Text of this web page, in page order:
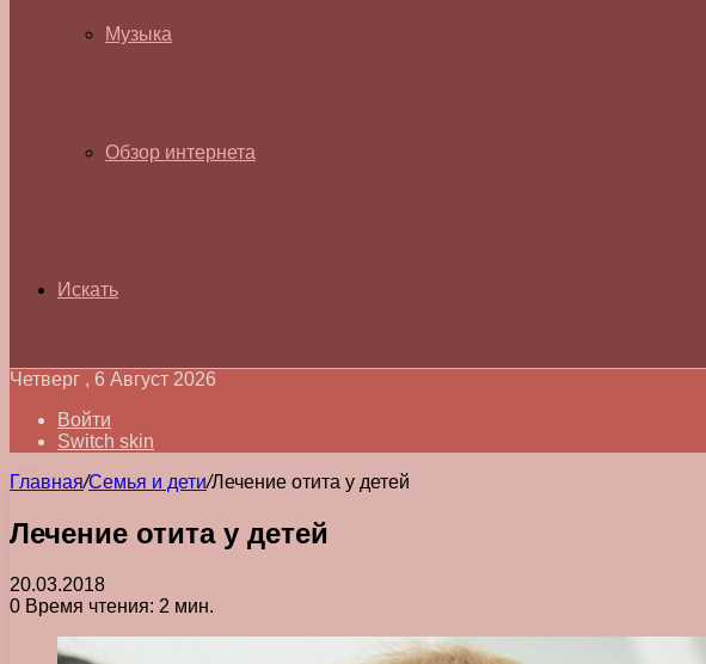
Музыка
Обзор интернета
Искать
Четверг , 6 Август 2026
Войти
Switch skin
Главная/Семья и дети/Лечение отита у детей
Лечение отита у детей
20.03.2018
0 Время чтения: 2 мин.